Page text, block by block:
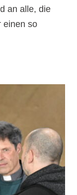
an alle, die
einen so